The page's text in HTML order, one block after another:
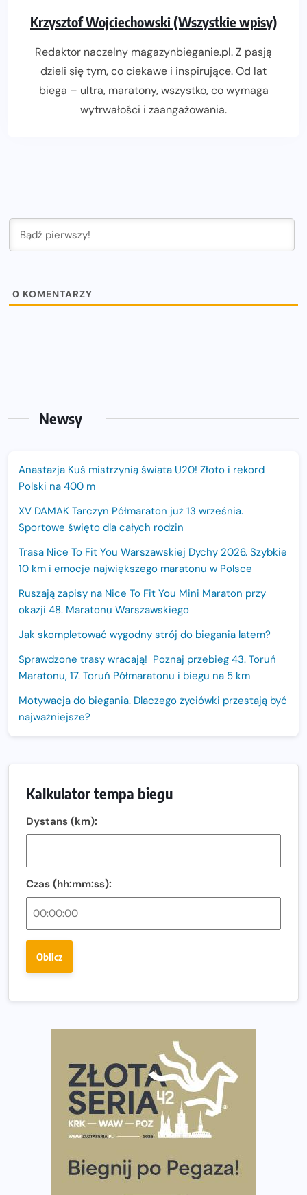
Krzysztof Wojciechowski (Wszystkie wpisy)
Redaktor naczelny magazynbieganie.pl. Z pasją
dzieli się tym, co ciekawe i inspirujące. Od lat
biega – ultra, maratony, wszystko, co wymaga
wytrwałości i zaangażowania.
0 KOMENTARZY
Newsy
Anastazja Kuś mistrzynią świata U20! Złoto i rekord
Polski na 400 m
XV DAMAK Tarczyn Półmaraton już 13 września.
Sportowe święto dla całych rodzin
Trasa Nice To Fit You Warszawskiej Dychy 2026. Szybkie
10 km i emocje największego maratonu w Polsce
Ruszają zapisy na Nice To Fit You Mini Maraton przy
okazji 48. Maratonu Warszawskiego
Jak skompletować wygodny strój do biegania latem?
Sprawdzone trasy wracają! Poznaj przebieg 43. Toruń
Maratonu, 17. Toruń Półmaratonu i biegu na 5 km
Motywacja do biegania. Dlaczego życiówki przestają być
najważniejsze?
Sprawdzony przebieg i profil stworzony do szybkiego
biegania
Amazfit Balance 3: Kompleksowe narzędzie dla biegacza
i zawodnika Hyrox?
Regeneracja w bieganiu. Co warto o niej wiedzieć?
Ostatnie wolne miejsca na jubileuszowy Bieg
dniu.
wybiera wyzwanie trzech największych maratonów w
Praska 5k Run gospodarzem Mistrzostw Polski
Największy Bieg Powstania Warszawskiego w historii.
Ponad 12 tysięcy uczestników pobiegło dla Bohaterów!
Tętno vs tempo – czym kierować się w bieganiu?
Co ma dużo białka? Produkty, które warto włączyć do
Rozbiegany Olsztyn szykuje się na weekend z
Kalkulator tempa biegu
Dystans (km):
Czas (hh:mm:ss):
Oblicz